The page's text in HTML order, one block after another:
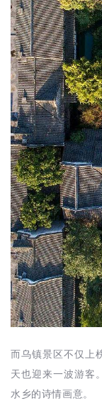
而乌镇景区不仅上
天也迎来一波游客
水乡的诗情画意。